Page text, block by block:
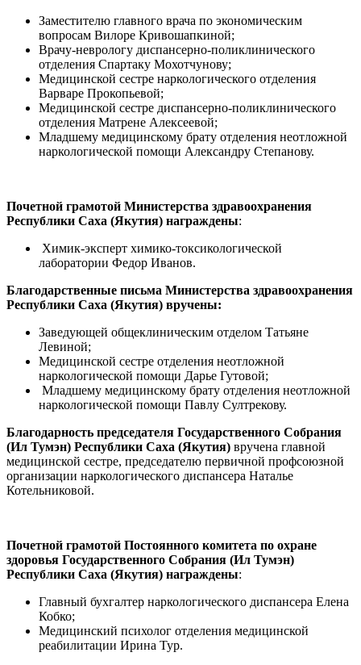
Заместителю главного врача по экономическим
вопросам Вилоре Кривошапкиной;
Врачу-неврологу диспансерно-поликлинического
отделения Спартаку Мохотчунову;
Медицинской сестре наркологического отделения
Варваре Прокопьевой;
Медицинской сестре диспансерно-поликлинического
отделения Матрене Алексеевой;
Младшему медицинскому брату отделения неотложной
наркологической помощи Александру Степанову.
Почетной грамотой Министерства здравоохранения
Республики Саха (Якутия) награждены:
Химик-эксперт химико-токсикологической
лаборатории Федор Иванов.
Благодарственные письма Министерства здравоохранения
Республики Саха (Якутия) вручены:
Заведующей общеклиническим отделом Татьяне
Левиной;
Медицинской сестре отделения неотложной
наркологической помощи Дарье Гутовой;
Младшему медицинскому брату отделения неотложной
наркологической помощи Павлу Султрекову.
Благодарность председателя Государственного Собрания
(Ил Тумэн) Республики Саха (Якутия) вручена главной
медицинской сестре, председателю первичной профсоюзной
организации наркологического диспансера Наталье
Котельниковой.
Почетной грамотой Постоянного комитета по охране
здоровья Государственного Собрания (Ил Тумэн)
Республики Саха (Якутия) награждены:
Главный бухгалтер наркологического диспансера Елена
Кобко;
Медицинский психолог отделения медицинской
реабилитации Ирина Тур.